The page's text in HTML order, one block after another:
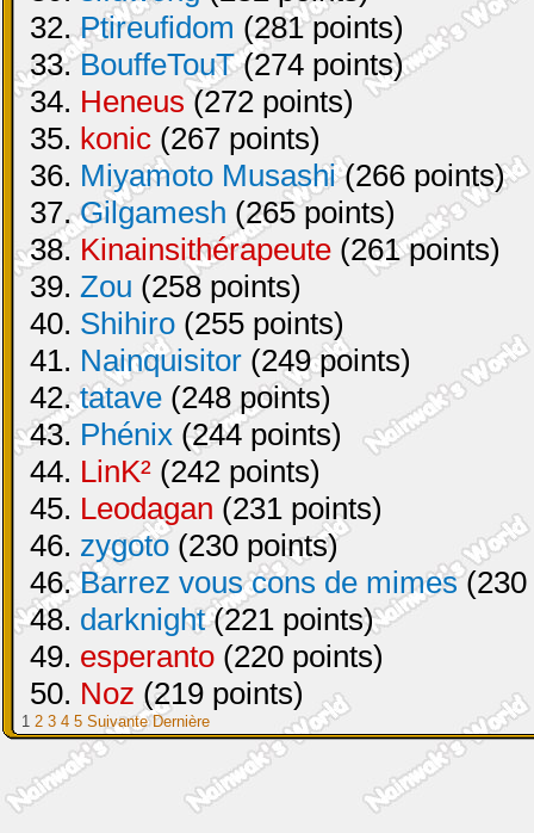
32.Ptireufidom (281 points)
33.BouffeTouT(274 points)
34. Heneus(272 points)
35. konic (267 points)
36. Miyamoto Musashi(266 points)
37.Gilgamesh (265 points)
38. Kinainsithérapeute (261 points)
39. Zou (258 points)
40. Shihiro (255 points)
41. Nainquisitor (249 points)
42.tatave (248 points)
43. Phénix (244 points)
44. LinK² (242 points)
45. Leodagan (231 points)
46. zygoto (230 points)
46.Barrez vous cons de mimes(230
48. darknight(221 points)
49. esperanto (220 points)
50. Noz (219 points)
1 2 3 4 5 Suivante Dernière